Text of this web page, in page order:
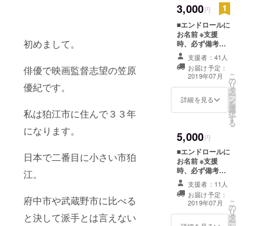
初めまして。
俳優で映画監督志望の笠原
優紀です。
私は狛江市に住んで３３年
になります。
日本で二番目に小さい市狛
江。
府中市や武蔵野市に比べる
と決して派手とは言えない
ガールスカ
ウト東京２
２団で出会
い、コンビ
を組んでい
たハリセン
ボンの近藤
春菜の元相
方として
有吉の危な
い夜会」に
出演。
俳優として
舞台、ラジ
オ、テレ
ビ、イベン
3,000円
■エンドロールに
お名前 ※支援
時、必ず備考欄
にご希望のお名
前をご記入くだ
さい。記入のな
い場合はFAAVO
by CAMPFIRE
ユーザー名を掲
支援者：41人
お届け予定：
2019年07月
詳細を見る
こ
の
リ
タ
ー
ン
を
選
択
す
る
5,000円
■エンドロールに
お名前 ※支援
時、必ず備考欄
にご希望のお名
前をご記入くだ
さい。記入のな
い場合はFAAVO
by CAMPFIRE
支援者：11人
お届け予定：
2019年07月
こ
の
リ
タ
ー